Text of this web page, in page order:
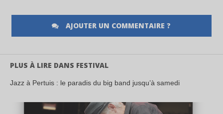
AJOUTER UN COMMENTAIRE ?
PLUS À LIRE DANS FESTIVAL
Jazz à Pertuis : le paradis du big band jusqu’à samedi